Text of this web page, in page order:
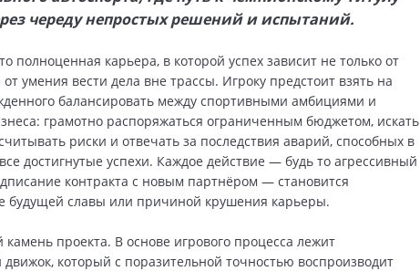
череду непростых решений и испытаний.
полноценная карьера, в которой успех зависит не только от
умения вести дела вне трассы. Игроку предстоит взять на
балансировать между спортивными амбициями и
грамотно распоряжаться ограниченным бюджетом, искать
риски и отвечать за последствия аварий, способных в
достигнутые успехи. Каждое действие — будь то агрессивный
контракта с новым партнёром — становится
будущей славы или причиной крушения карьеры.
проекта. В основе игрового процесса лежит
который с поразительной точностью воспроизводит